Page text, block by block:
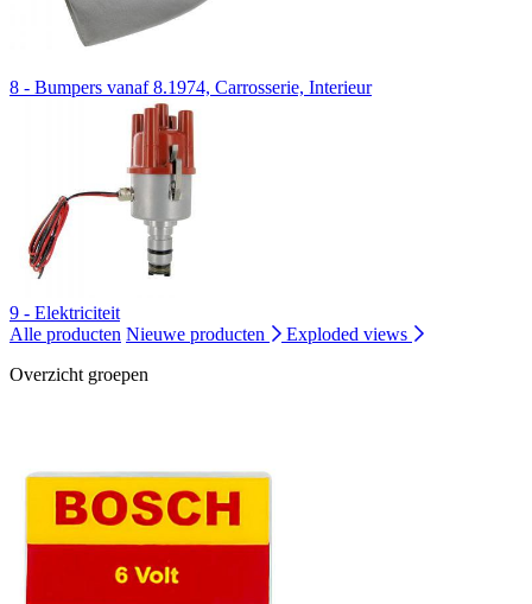
8 - Bumpers vanaf 8.1974, Carrosserie, Interieur
9 - Elektriciteit
Alle producten Nieuwe producten
Exploded views
Overzicht groepen